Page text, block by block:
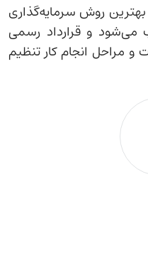
روش سرمایه‌گذاری
می‌شود و قرارداد رسمی
مراحل انجام کار تنظیم